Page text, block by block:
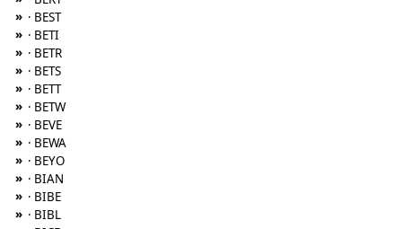
» · BEST
» · BETI
» · BETR
» · BETS
» · BETT
» · BETW
» · BEVE
» · BEWA
» · BEYO
» · BIAN
» · BIBE
» · BIBL